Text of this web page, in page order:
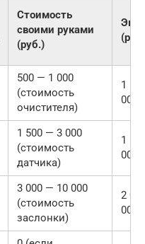
Стоимость
своими руками
(руб.)
500 — 1 000
(стоимость
очистителя)
1
000
1 500 — 3 000
(стоимость
датчика)
1
000
3 000 — 10 000
(стоимость
заслонки)
2
000